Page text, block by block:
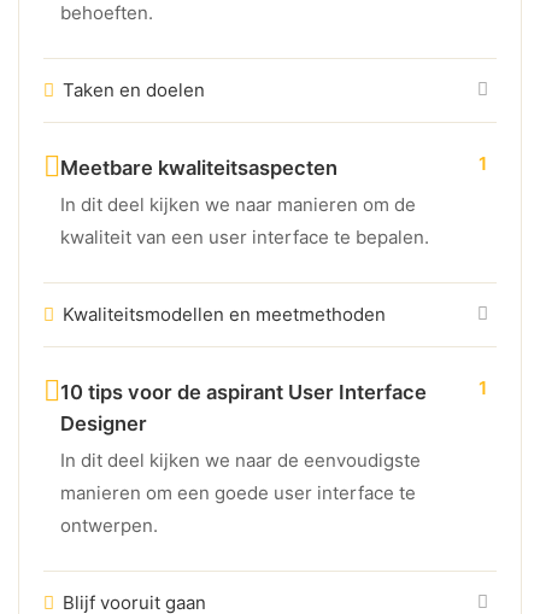
behoeften.
Taken en doelen
Meetbare kwaliteitsaspecten
In dit deel kijken we naar manieren om de
kwaliteit van een user interface te bepalen.
1
Kwaliteitsmodellen en meetmethoden
10 tips voor de aspirant User Interface
Designer
In dit deel kijken we naar de eenvoudigste
manieren om een goede user interface te
ontwerpen.
1
Blijf vooruit gaan